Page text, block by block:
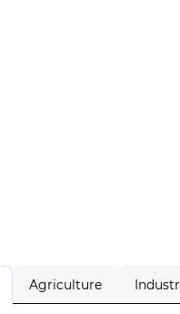
Agriculture